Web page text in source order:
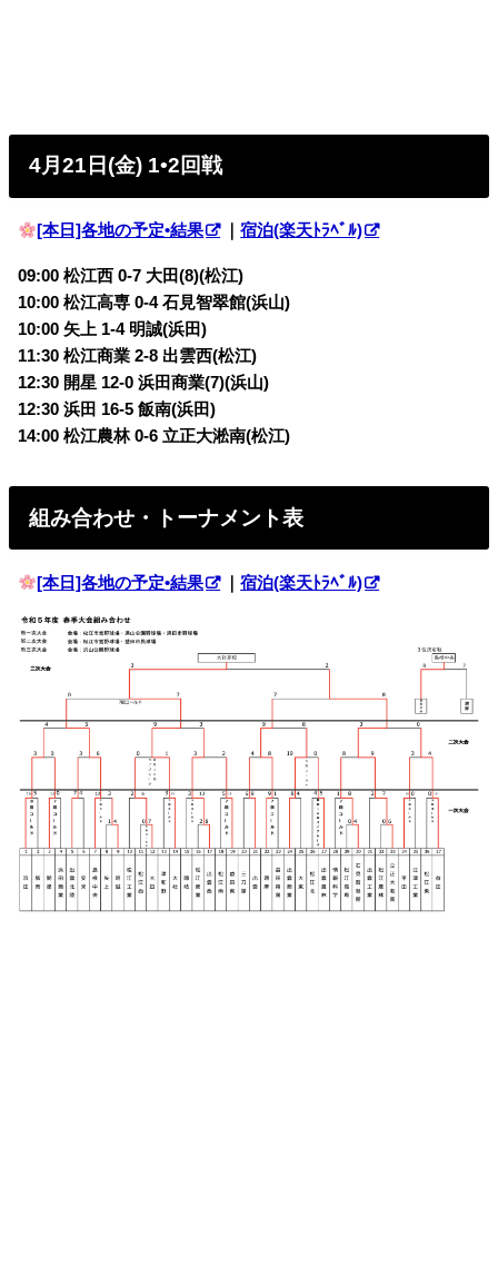
4月21日(金) 1•2回戦
[本日]各地の予定•結果 ｜宿泊(楽天ﾄﾗﾍﾞﾙ)
09:00 松江西 0-7 大田(8)(松江)
10:00 松江高専 0-4 石見智翠館(浜山)
10:00 矢上 1-4 明誠(浜田)
11:30 松江商業 2-8 出雲西(松江)
12:30 開星 12-0 浜田商業(7)(浜山)
12:30 浜田 16-5 飯南(浜田)
14:00 松江農林 0-6 立正大淞南(松江)
組み合わせ・トーナメント表
[本日]各地の予定•結果 ｜宿泊(楽天ﾄﾗﾍﾞﾙ)